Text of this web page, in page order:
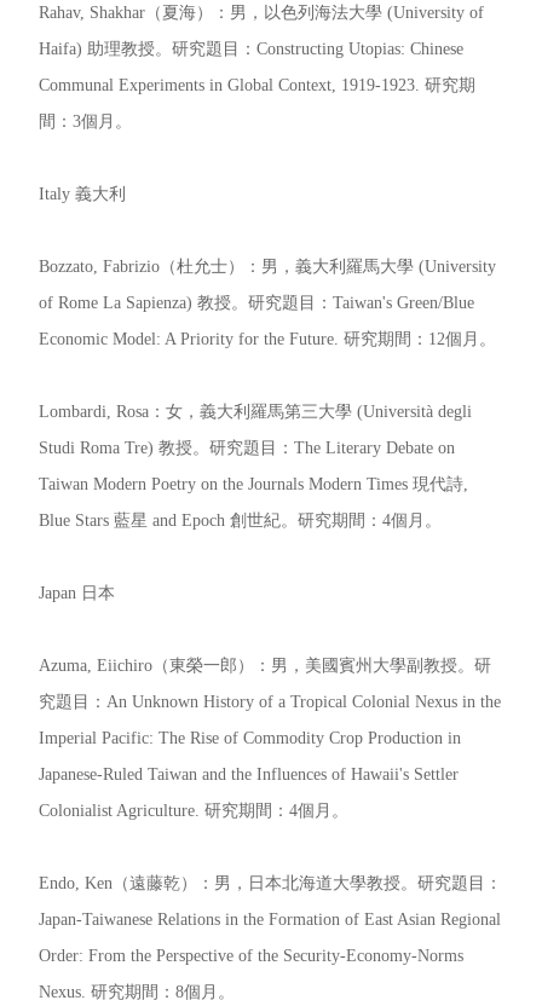
Rahav, Shakhar（夏海）：男，以色列海法大學 (University of
Haifa) 助理教授。研究題目：Constructing Utopias: Chinese
Communal Experiments in Global Context, 1919-1923. 研究期
間：3個月。
Italy 義大利
Bozzato, Fabrizio（杜允士）：男，義大利羅馬大學 (University
of Rome La Sapienza) 教授。研究題目：Taiwan's Green/Blue
Economic Model: A Priority for the Future. 研究期間：12個月。
Lombardi, Rosa：女，義大利羅馬第三大學 (Università degli
Studi Roma Tre) 教授。研究題目：The Literary Debate on
Taiwan Modern Poetry on the Journals Modern Times 現代詩,
Blue Stars 藍星 and Epoch 創世紀。研究期間：4個月。
Japan 日本
Azuma, Eiichiro（東榮一郎）：男，美國賓州大學副教授。研
究題目：An Unknown History of a Tropical Colonial Nexus in the
Imperial Pacific: The Rise of Commodity Crop Production in
Japanese-Ruled Taiwan and the Influences of Hawaii's Settler
Colonialist Agriculture. 研究期間：4個月。
Endo, Ken（遠藤乾）：男，日本北海道大學教授。研究題目：
Japan-Taiwanese Relations in the Formation of East Asian Regional
Order: From the Perspective of the Security-Economy-Norms
Nexus. 研究期間：8個月。